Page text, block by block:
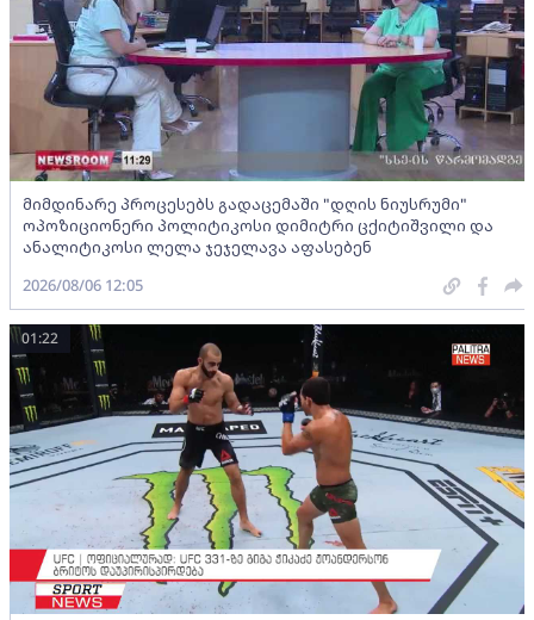
მიმდინარე პროცესებს გადაცემაში "დღის ნიუსრუმი"
ოპოზიციონერი პოლიტიკოსი დიმიტრი ცქიტიშვილი და
ანალიტიკოსი ლელა ჯეჯელავა აფასებენ
2026/08/06 12:05
01:22